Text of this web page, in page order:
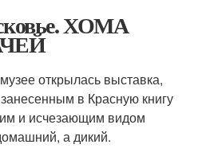
ХОМА
открылась выставка,
в Красную книгу
и исчезающим видом
а дикий.